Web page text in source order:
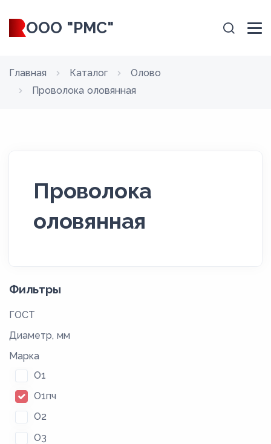
ООО "РМС"
Главная Каталог
Олово
Проволока оловянная
Проволока
оловянная
Фильтры
ГОСТ
Диаметр, мм
Марка
О1
О1пч
О2
О3